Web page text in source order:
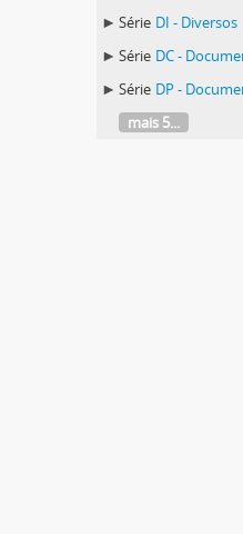
Série DI - Diversos
Série DC -
Série DP -
mais 5...